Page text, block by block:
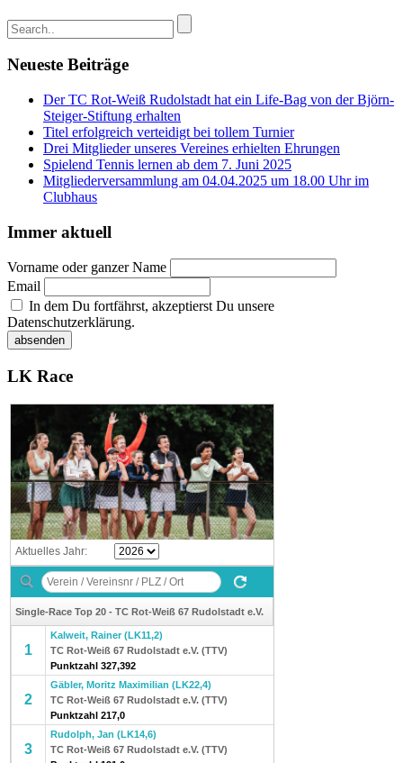
Neueste Beiträge
Der TC Rot-Weiß Rudolstadt hat ein Life-Bag von der Björn-
Steiger-Stiftung erhalten
Titel erfolgreich verteidigt bei tollem Turnier
Drei Mitglieder unseres Vereines erhielten Ehrungen
Spielend Tennis lernen ab dem 7. Juni 2025
Mitgliederversammlung am 04.04.2025 um 18.00 Uhr im
Clubhaus
Immer aktuell
Vorname oder ganzer Name
Email
In dem Du fortfährst, akzeptierst Du unsere
Datenschutzerklärung.
LK Race